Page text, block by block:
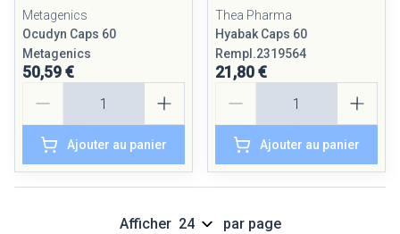
Metagenics
Ocudyn Caps 60
Metagenics
50,59 €
Ajouter au panier
Thea Pharma
Hyabak Caps 60
Rempl.2319564
21,80 €
Ajouter au panier
Afficher par page